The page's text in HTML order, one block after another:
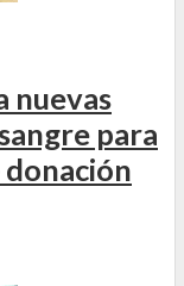
nuevas
para